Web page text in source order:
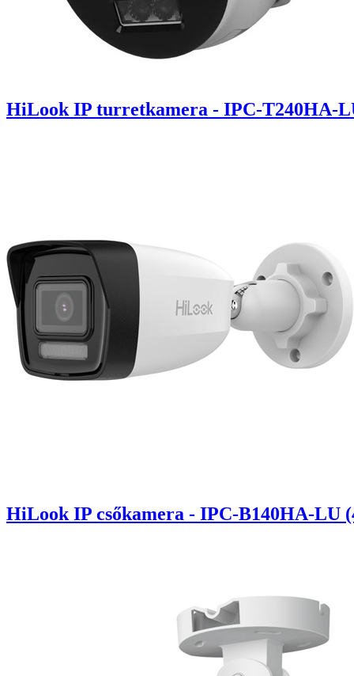
HiLook IP turretkamera - IPC-T240HA-
HiLook IP csőkamera - IPC-B140HA-LU